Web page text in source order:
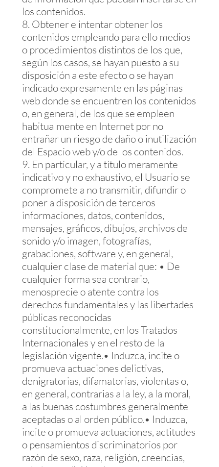
los contenidos.
Obtener e intentar obtener los
contenidos empleando para ello medios
o procedimientos distintos de los que,
según los casos, se hayan puesto a su
disposición a este efecto o se hayan
indicado expresamente en las páginas
web donde se encuentren los contenidos
o, en general, de los que se empleen
habitualmente en Internet por no
entrañar un riesgo de daño o inutilización
del Espacio web y/o de los contenidos.
En particular, y a título meramente
indicativo y no exhaustivo, el Usuario se
compromete a no transmitir, difundir o
poner a disposición de terceros
informaciones, datos, contenidos,
mensajes, gráficos, dibujos, archivos de
sonido y/o imagen, fotografías,
grabaciones, software y, en general,
cualquier clase de material que: • De
cualquier forma sea contrario,
menosprecie o atente contra los
derechos fundamentales y las libertades
públicas reconocidas
constitucionalmente, en los Tratados
Internacionales y en el resto de la
legislación vigente.• Induzca, incite o
promueva actuaciones delictivas,
denigratorias, difamatorias, violentas o,
en general, contrarias a la ley, a la moral,
a las buenas costumbres generalmente
aceptadas o al orden público.• Induzca,
incite o promueva actuaciones, actitudes
o pensamientos discriminatorios por
razón de sexo, raza, religión, creencias,